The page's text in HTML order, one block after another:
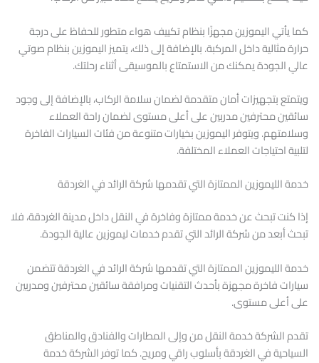
كما يأتي اليموزين مجهزًا بنظام تكييف هواء متطور للحفاظ على درجة
حرارة مثالية داخل المركبة. بالإضافة إلى ذلك، يتميز اليموزين بنظام صوتي
عالي الجودة يمكنك من الاستمتاع بالموسيقى أثناء رحلتك.
ويتمتع بتجهيزات أمان متقدمة لضمان سلامة الركاب، بالإضافة إلى وجود
سائقين محترفين مدربين على أعلى مستوى لضمان راحة العملاء
وسلامتهم. ويتوفر اليموزين بخيارات متنوعة من فئات السيارات الفاخرة
لتلبية احتياجات العملاء المختلفة.
خدمة الليموزين الممتازة التي تقدمها شركة الرائد في الغردقة
إذا كنت تبحث عن خدمة ممتازة وفاخرة في النقل داخل مدينة الغردقة، فلا
تبحث أبعد من شركة الرائد التي تقدم خدمات ليموزين عالية الجودة.
خدمة الليموزين الممتازة التي تقدمها شركة الرائد في الغردقة تتضمن
سيارات فاخرة مجهزة بأحدث التقنيات ومرافقة سائقين محترفين ومدربين
على أعلى مستوى.
تقدم الشركة خدمة النقل من وإلى المطارات والفنادق والمناطق
السياحية في الغردقة بأسلوب راقي ومريح. كما توفر الشركة خدمة